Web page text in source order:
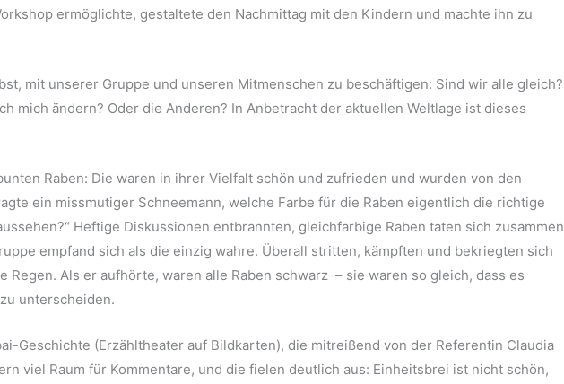
ermöglichte, gestaltete den Nachmittag mit den Kindern und machte ihn zu
mit unserer Gruppe und unseren Mitmenschen zu beschäftigen: Sind wir alle gleich?
mich ändern? Oder die Anderen? In Anbetracht der aktuellen Weltlage ist dieses
Raben: Die waren in ihrer Vielfalt schön und zufrieden und wurden von den
ein missmutiger Schneemann, welche Farbe für die Raben eigentlich die richtige
Heftige Diskussionen entbrannten, gleichfarbige Raben taten sich zusammen
empfand sich als die einzig wahre. Überall stritten, kämpften und bekriegten sich
Regen. Als er aufhörte, waren alle Raben schwarz – sie waren so gleich, dass es
unterscheiden.
Geschichte (Erzähltheater auf Bildkarten), die mitreißend von der Referentin Claudia
viel Raum für Kommentare, und die fielen deutlich aus: Einheitsbrei ist nicht schön,